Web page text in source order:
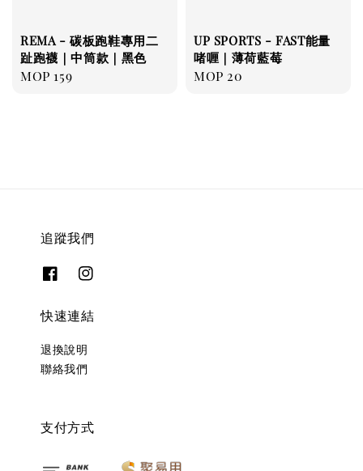
REMA - 碳板跑鞋專用二
趾跑襪｜中筒款｜黑色
Regular
MOP 159
UP SPORTS - FAST能量
啫喱｜薄荷藍莓
Regular
MOP 20
追蹤我們
快速連結
退換說明
聯絡我們
支付方式